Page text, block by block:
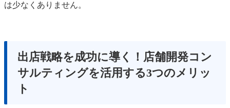
は少なくありません。
出店戦略を成功に導く！店舗開発コン
サルティングを活用する3つのメリッ
ト